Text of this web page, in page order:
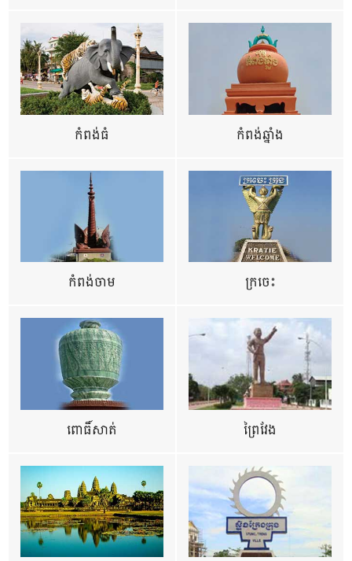
កំពង់ធំ កំពង់ឆ្នាំង
កំពង់ចាម ក្រចេះ
ពោធិ៍សាត់ ព្រៃវែង